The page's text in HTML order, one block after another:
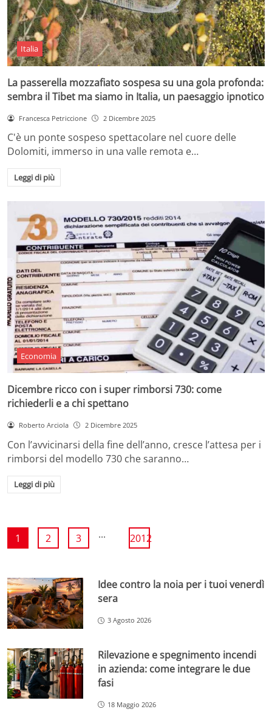
Italia
La passerella mozzafiato sospesa su una gola profonda:
sembra il Tibet ma siamo in Italia, un paesaggio ipnotico
Francesca Petriccione 2 Dicembre 2025
C'è un ponte sospeso spettacolare nel cuore delle
Dolomiti, immerso in una valle remota e…
Leggi di più
Economia
Dicembre ricco con i super rimborsi 730: come
richiederli e a chi spettano
Roberto Arciola 2 Dicembre 2025
Con l’avvicinarsi della fine dell’anno, cresce l’attesa per i
rimborsi del modello 730 che saranno…
Leggi di più
1 2 3 ... 2012
Idee contro la noia per i tuoi venerdì
sera
3 Agosto 2026
Rilevazione e spegnimento incendi
in azienda: come integrare le due
fasi
18 Maggio 2026